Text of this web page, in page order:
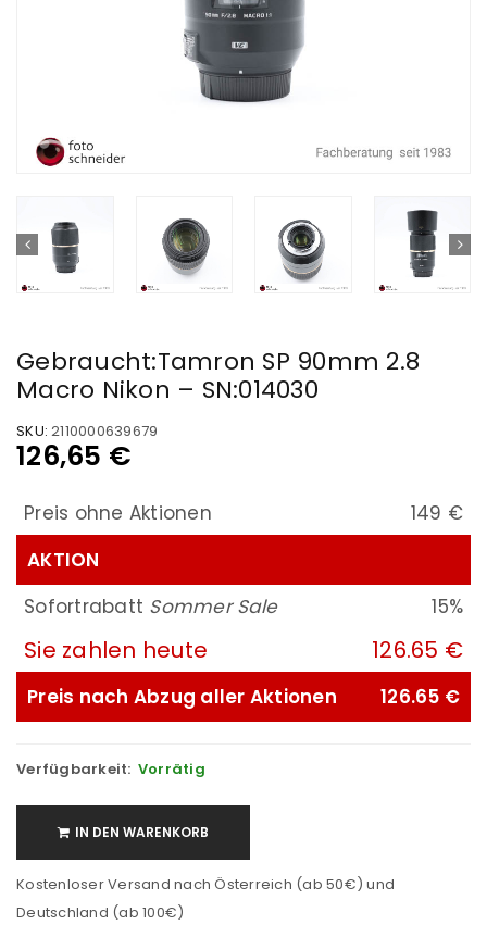
Gebraucht:Tamron SP 90mm 2.8
Macro Nikon – SN:014030
SKU: 2110000639679
126,65 €
Preis ohne Aktionen
149 €
AKTION
Sofortrabatt Sommer Sale 15%
Sie zahlen heute 126.65 €
Preis nach Abzug aller Aktionen 126.65 €
Verfügbarkeit: Vorrätig
IN DEN WARENKORB
Kostenloser Versand nach Österreich (ab 50€) und
Deutschland (ab 100€)